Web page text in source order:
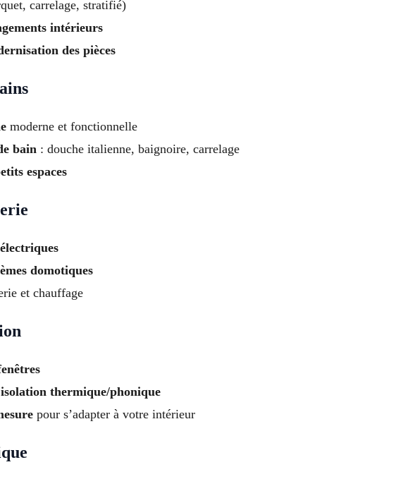
carrelage, stratifié)
intérieurs
des pièces
moderne et fonctionnelle
bain : douche italienne, baignoire, carrelage
espaces
domotiques
et chauffage
thermique/phonique
pour s’adapter à votre intérieur